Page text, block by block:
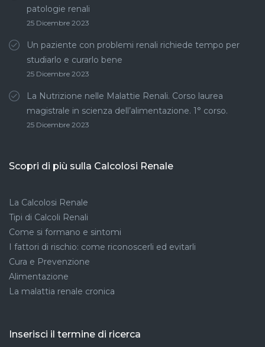
patologie renali
25 Dicembre 2023
Un paziente con problemi renali richiede tempo per
studiarlo e curarlo bene
25 Dicembre 2023
La Nutrizione nelle Malattie Renali. Corso laurea
magistrale in scienza dell’alimentazione. 1° corso.
25 Dicembre 2023
Scopri di più sulla Calcolosi Renale
La Calcolosi Renale
Tipi di Calcoli Renali
Come si formano e sintomi
I fattori di rischio: come riconoscerli ed evitarli
Cura e Prevenzione
Alimentazione
La malattia renale cronica
Inserisci il termine di ricerca